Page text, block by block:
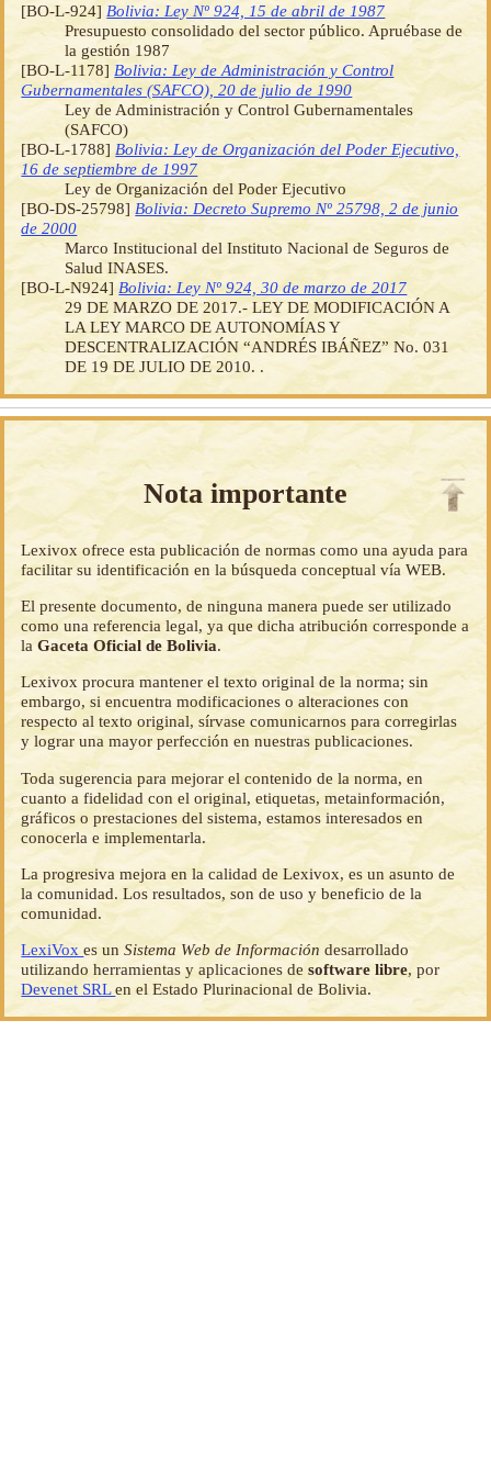
[BO-L-924]Bolivia: Ley Nº 924, 15 de abril de 1987
Presupuesto consolidado del sector público. Apruébase de
la gestión 1987
[BO-L-1178]Bolivia: Ley de Administración y Control
Gubernamentales (SAFCO), 20 de julio de 1990
Ley de Administración y Control Gubernamentales
(SAFCO)
[BO-L-1788]Bolivia: Ley de Organización del Poder Ejecutivo,
16 de septiembre de 1997
Ley de Organización del Poder Ejecutivo
[BO-DS-25798]Bolivia: Decreto Supremo Nº 25798, 2 de junio
de 2000
Marco Institucional del Instituto Nacional de Seguros de
Salud INASES.
[BO-L-N924]Bolivia: Ley Nº 924, 30 de marzo de 2017
29 DE MARZO DE 2017.- LEY DE MODIFICACIÓN A
LA LEY MARCO DE AUTONOMÍAS Y
DESCENTRALIZACIÓN “ANDRÉS IBÁÑEZ” No. 031
DE 19 DE JULIO DE 2010. .
Nota importante
Lexivox ofrece esta publicación de normas como una ayuda para
facilitar su identificación en la búsqueda conceptual vía WEB.
El presente documento, de ninguna manera puede ser utilizado
como una referencia legal, ya que dicha atribución corresponde a
laGaceta Oficial de Bolivia.
Lexivox procura mantener el texto original de la norma; sin
embargo, si encuentra modificaciones o alteraciones con
respecto al texto original, sírvase comunicarnos para corregirlas
y lograr una mayor perfección en nuestras publicaciones.
Toda sugerencia para mejorar el contenido de la norma, en
cuanto a fidelidad con el original, etiquetas, metainformación,
gráficos o prestaciones del sistema, estamos interesados en
conocerla e implementarla.
La progresiva mejora en la calidad de Lexivox, es un asunto de
la comunidad. Los resultados, son de uso y beneficio de la
comunidad.
LexiVoxes unSistema Web de Información desarrollado
utilizando herramientas y aplicaciones desoftware libre, por
Devenet SRLen el Estado Plurinacional de Bolivia.